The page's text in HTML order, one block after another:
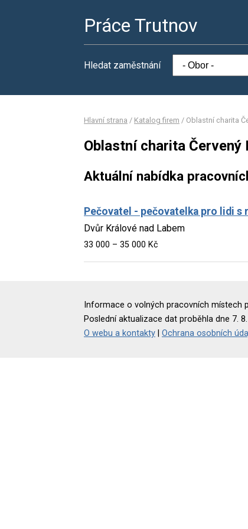
Práce Trutnov
Hledat zaměstnání
Hlavní strana / Katalog firem / Oblastní charita
Oblastní charita Červený
Aktuální nabídka
Pečovatel - pečovatelka pro lidi
Dvůr Králové nad Labem
33 000 – 35 000 Kč
Informace o volných pracovních místech
Poslední aktualizace dat proběhla dne 7.
O webu a kontakty
Ochrana osobních